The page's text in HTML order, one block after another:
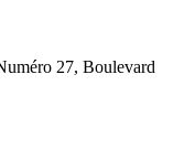
27, Boulevard